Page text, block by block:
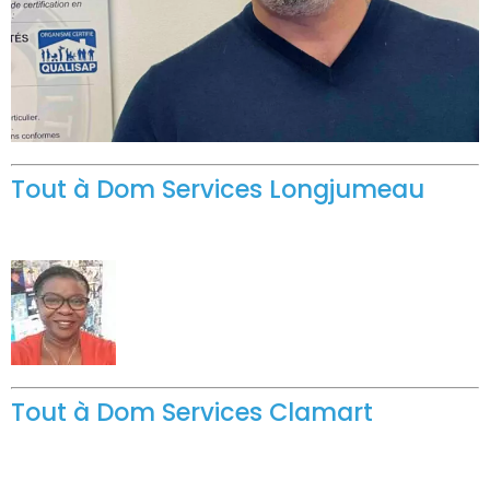
Tout à Dom Services Longjumeau
Tout à Dom Services Clamart